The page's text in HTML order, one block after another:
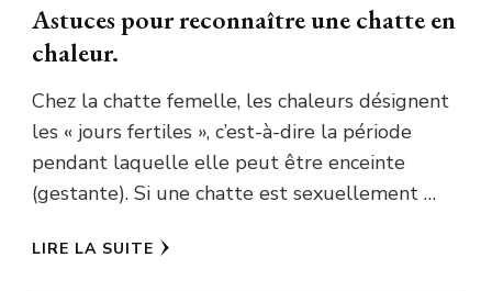
Astuces pour reconnaître une chatte en
chaleur.
Chez la chatte femelle, les chaleurs désignent
les « jours fertiles », c’est-à-dire la période
pendant laquelle elle peut être enceinte
(gestante). Si une chatte est sexuellement …
LIRE LA SUITE